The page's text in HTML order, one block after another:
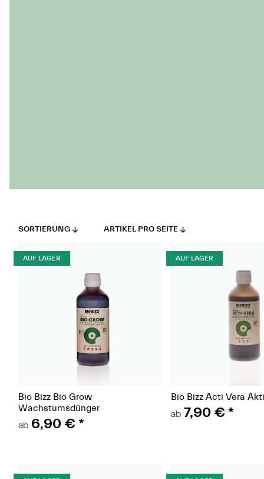
SORTIERUNG ARTIKEL PRO SEITE
AUF LAGER
Bio Bizz Bio Grow
Wachstumsdünger
ab 6,90 €*
AUF LAGER
Bio Bizz Acti Vera
ab 7,90 €*